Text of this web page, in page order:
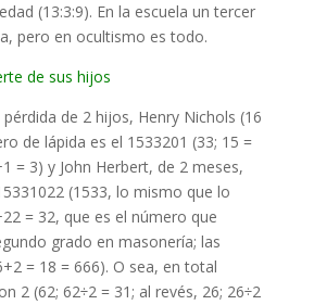
(13:3:9). En la escuela un tercer
pero en ocultismo es todo.
de sus hijos
de 2 hijos, Henry Nichols (16
de lápida es el 1533201 (33; 15 =
= 3) y John Herbert, de 2 meses,
(1533, lo mismo que lo
= 32, que es el número que
grado en masonería; las
= 18 = 666). O sea, en total
2 (62; 62÷2 = 31; al revés, 26; 26÷2